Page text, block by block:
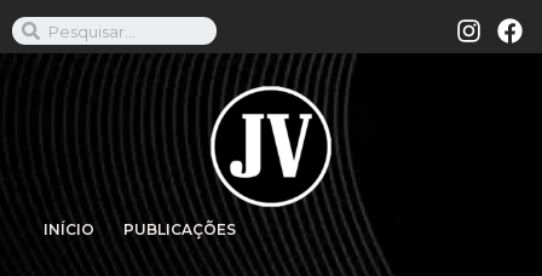
INÍCIO PUBLICAÇÕES